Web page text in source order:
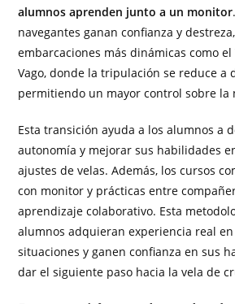
alumnos aprenden junto a un monitor
navegantes ganan confianza y
embarcaciones más dinámicas como
Vago, donde la tripulación se reduce a
permitiendo un mayor control sobre la
Esta transición ayuda a los alumnos a
autonomía y mejorar sus habilidades
ajustes de velas. Además, los cursos
con monitor y prácticas entre
aprendizaje colaborativo. Esta
alumnos adquieran experiencia real
situaciones y ganen confianza en sus
dar el siguiente paso hacia la vela de